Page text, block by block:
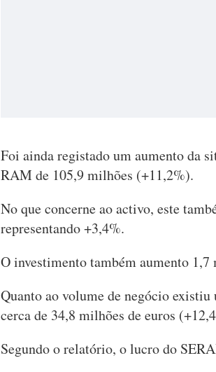
Foi ainda registado um aumento da
RAM de 105,9 milhões (+11,2%).
No que concerne ao activo, este
representando +3,4%.
O investimento também aumento
Quanto ao volume de negócio
cerca de 34,8 milhões de euros
Segundo o relatório, o lucro do